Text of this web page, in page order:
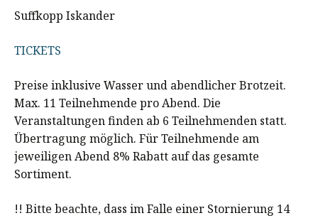
Suffkopp Iskander
TICKETS
Preise inklusive Wasser und abendlicher Brotzeit.
Max. 11 Teilnehmende pro Abend. Die
Veranstaltungen finden ab 6 Teilnehmenden statt.
Übertragung möglich. Für Teilnehmende am
jeweiligen Abend 8% Rabatt auf das gesamte
Sortiment.
!! Bitte beachte, dass im Falle einer Stornierung 14